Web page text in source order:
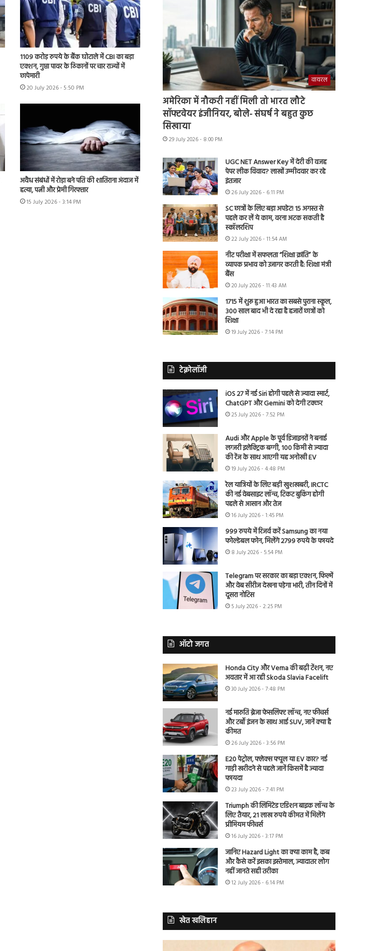
1109 करोड़ रुपये के बैंक घोटाले में CBI का बड़ा
एक्शन, गुप्ता पावर के ठिकानों पर चार राज्यों में
छापेमारी
20 July 2026 - 5:50 PM
अवैध संबंधों में रोड़ा बने पति की शातिराना अंदाज में
हत्या, पत्नी और प्रेमी गिरफ्तार
15 July 2026 - 3:14 PM
वायरल
अमेरिका में नौकरी नहीं मिली तो भारत लौटे
सॉफ्टवेयर इंजीनियर, बोले- संघर्ष ने बहुत कुछ
सिखाया
29 July 2026 - 8:00 PM
UGC NET Answer Key में देरी की वजह
पेपर लीक विवाद? लाखों उम्मीदवार कर रहे
इंतजार
26 July 2026 - 6:11 PM
SC छात्रों के लिए बड़ा अपडेट! 15 अगस्त से
पहले कर लें ये काम, वरना अटक सकती है
स्कॉलरशिप
22 July 2026 - 11:54 AM
नीट परीक्षा में सफलता “शिक्षा क्रांति” के
व्यापक प्रभाव को उजागर करती है: शिक्षा मंत्री
बैंस
20 July 2026 - 11:43 AM
1715 में शुरू हुआ भारत का सबसे पुराना स्कूल,
300 साल बाद भी दे रहा है हजारों छात्रों को
शिक्षा
19 July 2026 - 7:14 PM
टेक्नोलॉजी
iOS 27 में नई Siri होगी पहले से ज्यादा स्मार्ट,
ChatGPT और Gemini को देगी टक्कर
25 July 2026 - 7:52 PM
Audi और Apple के पूर्व डिजाइनरों ने बनाई
लग्जरी इलेक्ट्रिक बग्गी, 100 किमी से ज्यादा
की रेंज के साथ आएगी यह अनोखी EV
19 July 2026 - 4:48 PM
रेल यात्रियों के लिए बड़ी खुशखबरी, IRCTC
की नई वेबसाइट लॉन्च, टिकट बुकिंग होगी
पहले से आसान और तेज
16 July 2026 - 1:45 PM
999 रुपये में रिजर्व करें Samsung का नया
फोल्डेबल फोन, मिलेंगे 2799 रुपये के फायदे
8 July 2026 - 5:54 PM
Telegram पर सरकार का बड़ा एक्शन, फिल्में
और वेब सीरीज देखना पड़ेगा भारी, तीन दिनों में
दूसरा नोटिस
5 July 2026 - 2:25 PM
ऑटो जगत
Honda City और Verna की बढ़ी टेंशन, नए
अवतार में आ रही Skoda Slavia Facelift
30 July 2026 - 7:48 PM
नई मारुति ब्रेजा फेसलिफ्ट लॉन्च, नए फीचर्स
और टर्बो इंजन के साथ आई SUV, जानें क्या है
कीमत
26 July 2026 - 3:56 PM
E20 पेट्रोल, फ्लेक्स फ्यूल या EV कार? नई
गाड़ी खरीदने से पहले जानें किसमें है ज्यादा
फायदा
23 July 2026 - 7:41 PM
Triumph की लिमिटेड एडिशन बाइक लॉन्च के
लिए तैयार, 21 लाख रुपये कीमत में मिलेंगे
प्रीमियम फीचर्स
16 July 2026 - 3:17 PM
जानिए Hazard Light का क्या काम है, कब
और कैसे करें इसका इस्तेमाल, ज्यादातर लोग
नहीं जानते सही तरीका
12 July 2026 - 6:14 PM
खेत खलिहान